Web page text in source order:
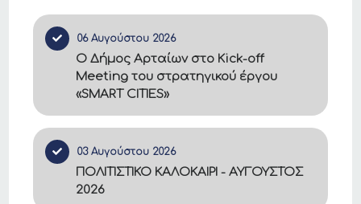
06 Αυγούστου 2026
Ο Δήμος Αρταίων στο Kick-off
Meeting του στρατηγικού έργου
«SMART CITIES»
03 Αυγούστου 2026
ΠΟΛΙΤΙΣΤΙΚΟ ΚΑΛΟΚΑΙΡΙ - ΑΥΓΟΥΣΤΟΣ
2026